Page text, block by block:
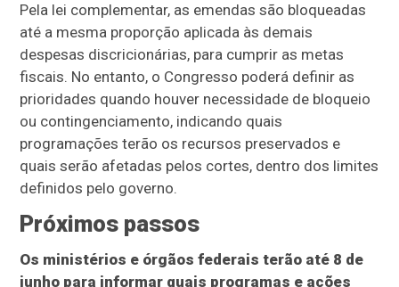
Pela lei complementar, as emendas são bloqueadas
até a mesma proporção aplicada às demais
despesas discricionárias, para cumprir as metas
fiscais. No entanto, o Congresso poderá definir as
prioridades quando houver necessidade de bloqueio
ou contingenciamento, indicando quais
programações terão os recursos preservados e
quais serão afetadas pelos cortes, dentro dos limites
definidos pelo governo.
Próximos passos
Os ministérios e órgãos federais terão até 8 de
junho para informar quais programas e ações